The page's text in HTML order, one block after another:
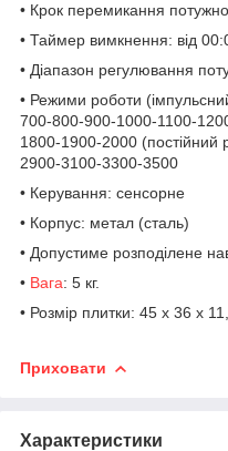
• Крок перемикання
• Таймер вимкнення: від
• Діапазон регулювання
• Режими роботи
700-800-900-1000-1100-
1800-1900-2000
2900-3100-3300-3500
• Керування: сенсорне
• Корпус: метал (сталь)
• Допустиме розподілене
• Вага: 5 кг.
• Розмір плитки: 45 х 36 х
Приховати
Характеристики